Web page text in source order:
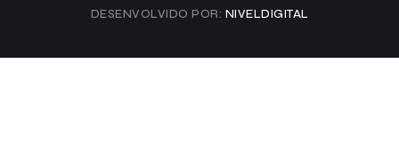
DESENVOLVIDO POR: NIVELDIGITAL